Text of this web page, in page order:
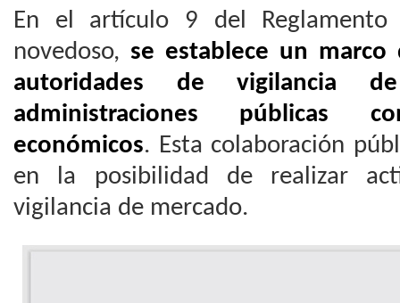
En el artículo 9 del Reglamento
novedoso, se establece un
autoridades de vigilancia
administraciones públicas
económicos. Esta colaboración
en la posibilidad de realizar
vigilancia de mercado.